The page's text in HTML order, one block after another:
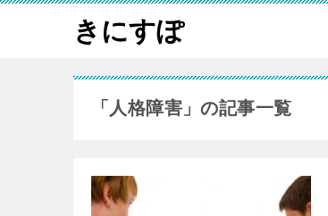
きにすぽ
「人格障害」の記事一覧